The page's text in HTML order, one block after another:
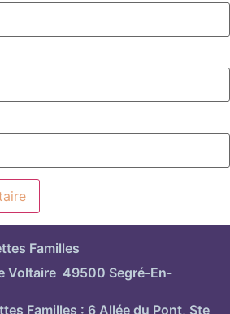
Familles
Voltaire 49500 Segré-En-
Familles : 6 Allée du Pont, Ste